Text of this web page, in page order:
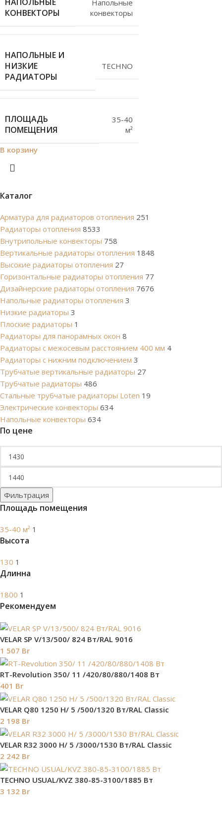
Каталог
Арматура для радиаторов отопления 251
Радиаторы отопления 8533
Внутрипольные конвекторы 758
Вертикальные радиаторы отопления 1848
Высокие радиаторы отопления 27
Горизонтальные радиаторы отопления 77
Дизайнерские радиаторы отопления 7676
Напольные радиаторы отопления 3
Низкие радиаторы 3
Плоские радиаторы 1
Радиаторы для панорамных окон 8
Радиаторы с межосевым расстоянием 400 мм 4
Радиаторы с нижним подключением 3
Трубчатые вертикальные радиаторы 27
Трубчатые радиаторы 486
Cтальные трубчатые радиаторы Loten 19
Электрические конвекторы 634
Напольные конвекторы 634
По цене
Фильтрация
Площадь помещения
35-40 м² 1
Высота
130 1
Длинна
1800 1
Рекомендуем
VELAR SP V/13/500/ 824 Bт/RAL 9016
1 507 Br
RT-Revolution 350/ 11 /420/80/880/1408 Вт
401 Br
VELAR Q80 1250 H/ 5 /500/1320 Вт/RAL Classic
2 198 Br
VELAR R32 3000 H/ 5 /3000/1530 Вт/RAL Classic
2 242 Br
TECHNO USUAL/KVZ 380-85-3100/1885 Вт
3 132 Br
КОНВЕКТОРЫ
Напольные
конвекторы
НАПОЛЬНЫЕ И
НИЗКИЕ
РАДИАТОРЫ
TECHNO
ПЛОЩАДЬ
ПОМЕЩЕНИЯ
35-40
м²
В корзину